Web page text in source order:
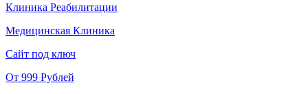
Клиника Реабилитации
Медицинская Клиника
Сайт под ключ
От 999 Рублей